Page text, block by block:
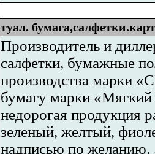
туал.
Производитель и
салфетки, бумажные
производства марки
бумагу марки «Мягкий
недорогая продукция
зеленый, желтый,
надписью по желанию.